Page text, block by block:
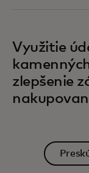
Využitie
zlepšenie